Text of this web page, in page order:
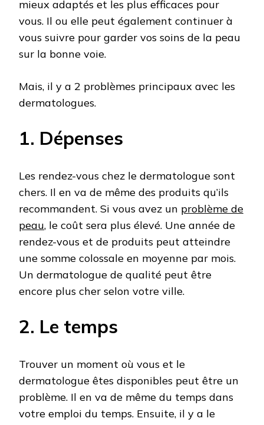
mieux adaptés et les plus efficaces pour
vous. Il ou elle peut également continuer à
vous suivre pour garder vos soins de la peau
sur la bonne voie.
Mais, il y a 2 problèmes principaux avec les
dermatologues.
1. Dépenses
Les rendez-vous chez le dermatologue sont
chers. Il en va de même des produits qu’ils
recommandent. Si vous avez un problème de
peau, le coût sera plus élevé. Une année de
rendez-vous et de produits peut atteindre
une somme colossale en moyenne par mois.
Un dermatologue de qualité peut être
encore plus cher selon votre ville.
2. Le temps
Trouver un moment où vous et le
dermatologue êtes disponibles peut être un
problème. Il en va de même du temps dans
votre emploi du temps. Ensuite, il y a le